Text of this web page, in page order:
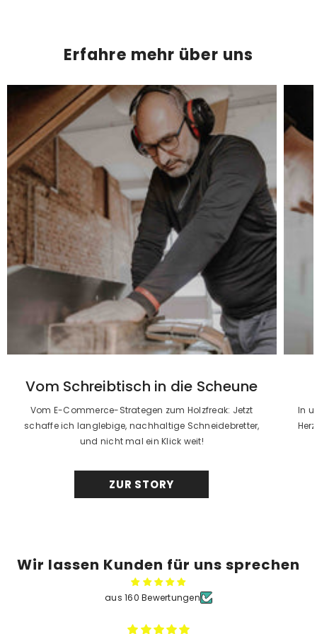
Erfahre mehr über uns
Vom Schreibtisch in die Scheune
Vom E-Commerce-Strategen zum Holzfreak: Jetzt
schaffe ich langlebige, nachhaltige Schneidebretter,
und nicht mal ein Klick weit!
ZUR STORY
In
Wir lassen Kunden für uns sprechen
aus 160 Bewertungen